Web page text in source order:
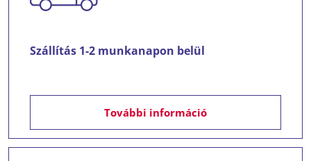
Szállítás 1-2 munkanapon belül
További információ